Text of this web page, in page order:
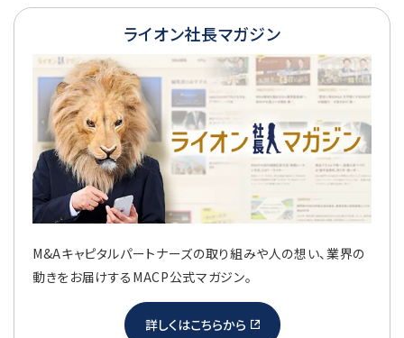
ライオン社長マガジン
M&Aキャピタルパートナーズの取り組みや人の想い、業界の
動きをお届けするMACP公式マガジン。
詳しくはこちらから